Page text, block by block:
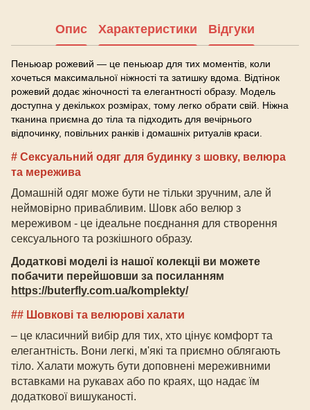
Опис Характеристики Відгуки
Пеньюар рожевий — це пеньюар для тих моментів, коли
хочеться максимальної ніжності та затишку вдома. Відтінок
рожевий додає жіночності та елегантності образу. Модель
доступна у декількох розмірах, тому легко обрати свій. Ніжна
тканина приємна до тіла та підходить для вечірнього
відпочинку, повільних ранків і домашніх ритуалів краси.
# Сексуальний одяг для будинку з шовку, велюра
та мережива
Домашній одяг може бути не тільки зручним, але й
неймовірно привабливим. Шовк або велюр з
мереживом - це ідеальне поєднання для створення
сексуального та розкішного образу.
Додаткові моделі із нашої колекціі ви можете
побачити перейшовши за посиланням
https://buterfly.com.ua/komplekty/
## Шовкові та велюрові халати
– це класичний вибір для тих, хто цінує комфорт та
елегантність. Вони легкі, м'які та приємно облягають
тіло. Халати можуть бути доповнені мереживними
вставками на рукавах або по краях, що надає їм
додаткової вишуканості.